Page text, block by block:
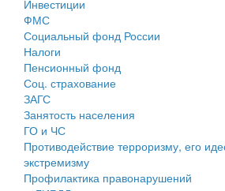
Антимонопольный комплаенс
Противодействие коррупции
Муниципальные программы
Контрольно-счетная палата
Персональные данные
Оценка регулирующего воздействия
Деятельность МУ
Инвестиции
ФМС
Социальный фонд России
Налоги
Пенсионный фонд
Соц. страхование
ЗАГС
Занятость населения
ГО и ЧС
Противодействие терроризму, его
экстремизму
Профилактика правонарушений